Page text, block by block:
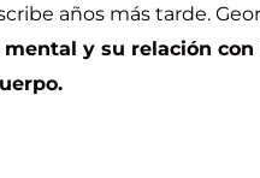
años más tarde.
y su relación